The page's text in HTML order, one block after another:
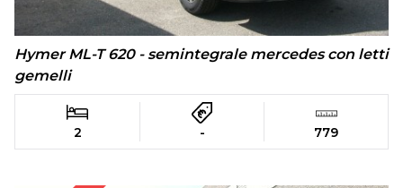
Hymer ML-T 620 - semintegrale mercedes con letti
gemelli
2 - 779